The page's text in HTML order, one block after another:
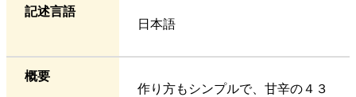
記述言語
日本語
概要
作り方もシンプルで、甘辛の４３